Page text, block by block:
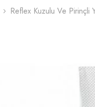
Reflex Kuzulu Ve Pirinçli